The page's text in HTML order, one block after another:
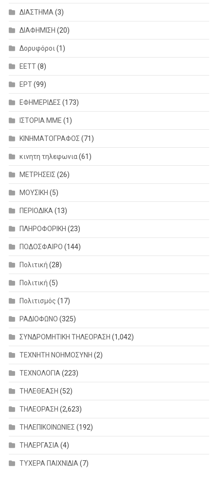
ΔΙΑΣΤΗΜΑ (3)
ΔΙΑΦΗΜΙΣΗ (20)
Δορυφόροι (1)
ΕΕΤΤ(8)
ΕΡΤ(99)
ΕΦΗΜΕΡΙΔΕΣ (173)
ΙΣΤΟΡΙΑ ΜΜΕ (1)
ΚΙΝΗΜΑΤΟΓΡΑΦΟΣ (71)
κινητη τηλεφωνια(61)
ΜΕΤΡΗΣΕΙΣ (26)
ΜΟΥΣΙΚΗ (5)
ΠΕΡΙΟΔΙΚΑ (13)
ΠΛΗΡΟΦΟΡΙΚΗ (23)
ΠΟΔΟΣΦΑΙΡΟ (144)
Πολιτική (28)
Πολιτική (5)
Πολιτισμός (17)
ΡΑΔΙΟΦΩΝΟ (325)
ΣΥΝΔΡΟΜΗΤΙΚΗ ΤΗΛΕΟΡΑΣΗ (1,042)
ΤΕΧΝΗΤΗ ΝΟΗΜΟΣΥΝΗ (2)
ΤΕΧΝΟΛΟΓΙΑ (223)
ΤΗΛΕΘΕΑΣΗ (52)
ΤΗΛΕΟΡΑΣΗ (2,623)
ΤΗΛΕΠΙΚΟΙΝΩΝΙΕΣ (192)
ΤΗΛΕΡΓΑΣΙΑ (4)
ΤΥΧΕΡΑ ΠΑΙΧΝΙΔΙΑ (7)